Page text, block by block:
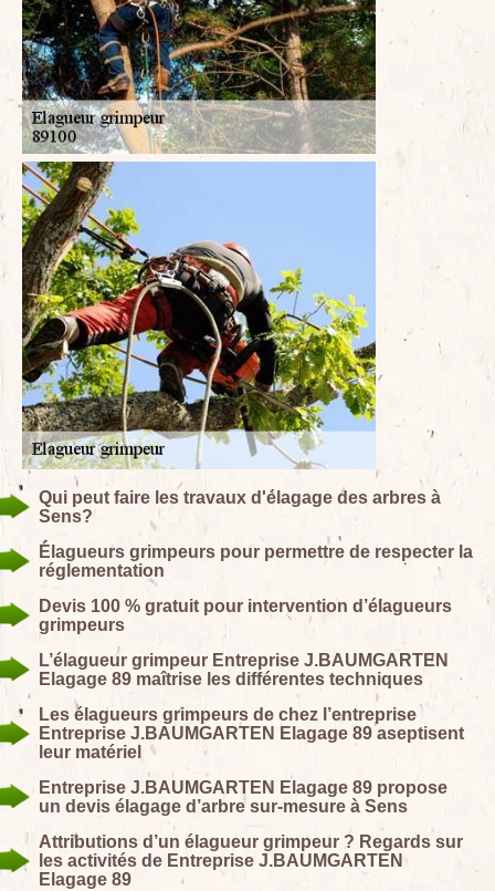
Qui peut faire les travaux d'élagage des arbres à
Sens?
Élagueurs grimpeurs pour permettre de respecter la
réglementation
Devis 100 % gratuit pour intervention d’élagueurs
grimpeurs
L’élagueur grimpeur Entreprise J.BAUMGARTEN
Elagage 89 maîtrise les différentes techniques
Les élagueurs grimpeurs de chez l’entreprise
Entreprise J.BAUMGARTEN Elagage 89 aseptisent
leur matériel
Entreprise J.BAUMGARTEN Elagage 89 propose
un devis élagage d’arbre sur-mesure à Sens
Attributions d’un élagueur grimpeur ? Regards sur
les activités de Entreprise J.BAUMGARTEN
Elagage 89